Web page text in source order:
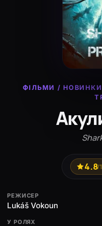
ФІЛЬМИ / НОВИНКИ
4.8/
РЕЖИСЕР
Lukáš Vokoun
У РОЛЯХ